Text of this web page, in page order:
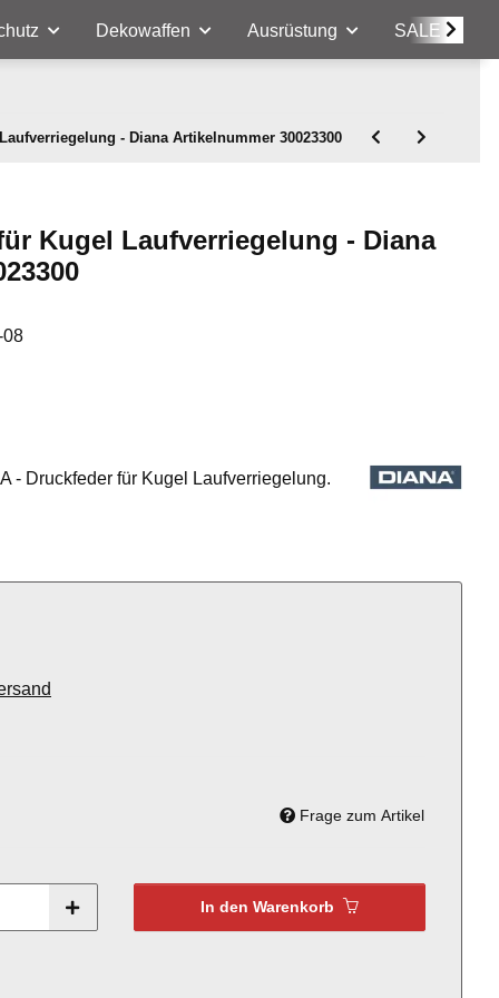
Dekowaffen Ausrüstung SALE
- Diana Artikelnummer 30023300
Kugel Laufverriegelung - Diana
08
- Druckfeder für Kugel Laufverriegelung.
Frage zum Artikel
In den Warenkorb